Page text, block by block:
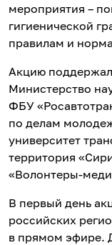
мероприятия –
гигиенической
правилам и
Акцию
Министерство
ФБУ
по делам
университет
территория
«Волонтеры-
В первый день
российских
в прямом эфире.